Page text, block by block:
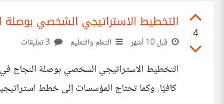
4
التخطيط الاستراتيجي الشخصي بوصلة
قبل 10 أشهر التعلم والتعليم
التخطيط الاستراتيجي الشخصي بوصلة النجاح في
كافيًا. وكما تحتاج المؤسسات إلى خطط